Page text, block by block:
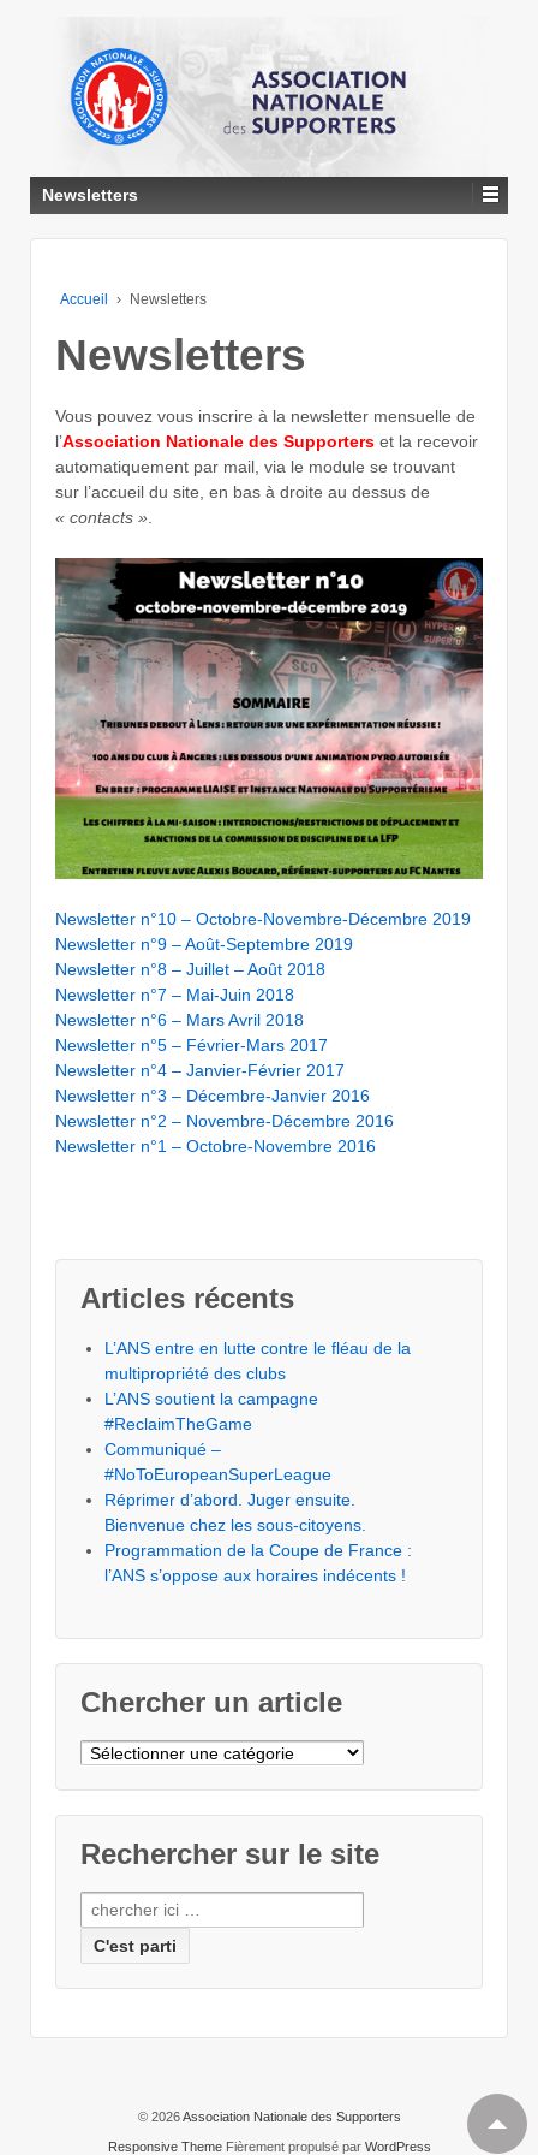
CONTENU
PRINCIPAL
Newsletters
Accueil › Newsletters
Newsletters
Vous pouvez vous inscrire à la newsletter mensuelle de
l’Association Nationale des Supporters et la recevoir
automatiquement par mail, via le module se trouvant
sur l’accueil du site, en bas à droite au dessus de
« contacts ».
Newsletter n°10 – Octobre-Novembre-Décembre 2019
Newsletter n°9 – Août-Septembre 2019
Newsletter n°8 – Juillet – Août 2018
Newsletter n°7 – Mai-Juin 2018
Newsletter n°6 – Mars Avril 2018
Newsletter n°5 – Février-Mars 2017
Newsletter n°4 – Janvier-Février 2017
Newsletter n°3 – Décembre-Janvier 2016
Newsletter n°2 – Novembre-Décembre 2016
Newsletter n°1 – Octobre-Novembre 2016
Articles récents
L’ANS entre en lutte contre le fléau de la
multipropriété des clubs
L’ANS soutient la campagne
#ReclaimTheGame
Communiqué –
#NoToEuropeanSuperLeague
Réprimer d’abord. Juger ensuite.
Bienvenue chez les sous-citoyens.
Programmation de la Coupe de France :
l’ANS s’oppose aux horaires indécents !
Chercher un article
Chercher
Rechercher sur le site
Recherche
pour:
© 2026Association Nationale des Supporters
Responsive ThemeFièrement propulsé par WordPress